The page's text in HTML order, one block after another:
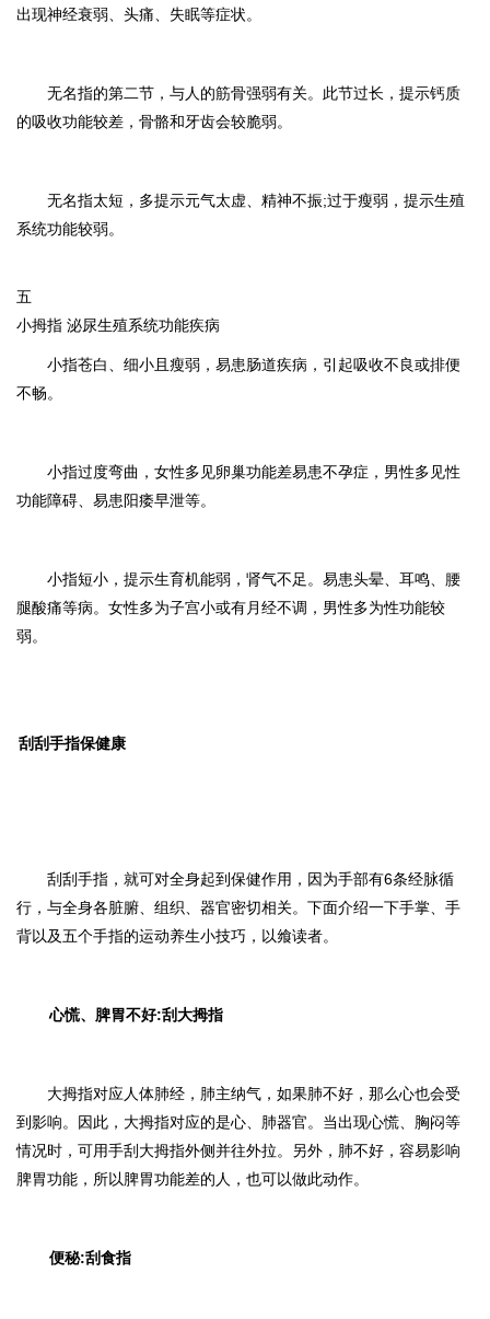
出现神经衰弱、头痛、失眠等症状。
无名指的第二节，与人的筋骨强弱有关。此节过长，提示钙质
的吸收功能较差，骨骼和牙齿会较脆弱。
无名指太短，多提示元气太虚、精神不振;过于瘦弱，提示生殖
系统功能较弱。
五
小拇指 泌尿生殖系统功能疾病
小指苍白、细小且瘦弱，易患肠道疾病，引起吸收不良或排便
不畅。
小指过度弯曲，女性多见卵巢功能差易患不孕症，男性多见性
功能障碍、易患阳痿早泄等。
小指短小，提示生育机能弱，肾气不足。易患头晕、耳鸣、腰
腿酸痛等病。女性多为子宫小或有月经不调，男性多为性功能较
弱。
刮刮手指保健康
刮刮手指，就可对全身起到保健作用，因为手部有6条经脉循
行，与全身各脏腑、组织、器官密切相关。下面介绍一下手掌、手
背以及五个手指的运动养生小技巧，以飨读者。
心慌、脾胃不好:刮大拇指
大拇指对应人体肺经，肺主纳气，如果肺不好，那么心也会受
到影响。因此，大拇指对应的是心、肺器官。当出现心慌、胸闷等
情况时，可用手刮大拇指外侧并往外拉。另外，肺不好，容易影响
脾胃功能，所以脾胃功能差的人，也可以做此动作。
便秘:刮食指